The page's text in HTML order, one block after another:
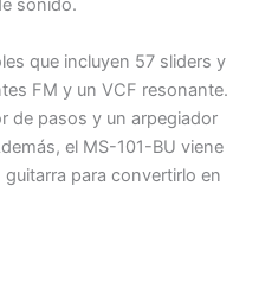
sonido.
que incluyen 57 sliders y
FM y un VCF resonante.
de pasos y un arpegiador
el MS-101-BU viene
para convertirlo en